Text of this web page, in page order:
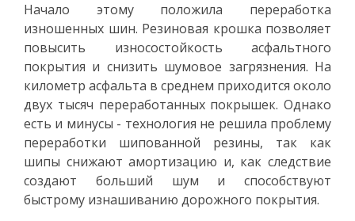
Начало этому положила переработка
изношенных шин. Резиновая крошка позволяет
повысить износостойкость асфальтного
покрытия и снизить шумовое загрязнения. На
километр асфальта в среднем приходится около
двух тысяч переработанных покрышек. Однако
есть и минусы - технология не решила проблему
переработки шипованной резины, так как
шипы снижают амортизацию и, как следствие
создают больший шум и способствуют
быстрому изнашиванию дорожного покрытия.